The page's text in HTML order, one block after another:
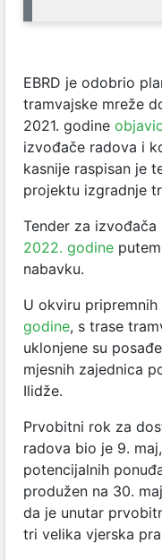
EBRD je odobrio
tramvajske mreže
2021. godine
izvođače radova i
kasnije raspisan je
projektu izgradnje
Tender za
2022. godine
nabavku.
U okviru pripremnih
godine, s trase
uklonjene su
mjesnih zajednica
Ilidže.
Prvobitni rok za
radova bio je 9.
potencijalnih
produžen na 30.
da je unutar
tri velika vjerska